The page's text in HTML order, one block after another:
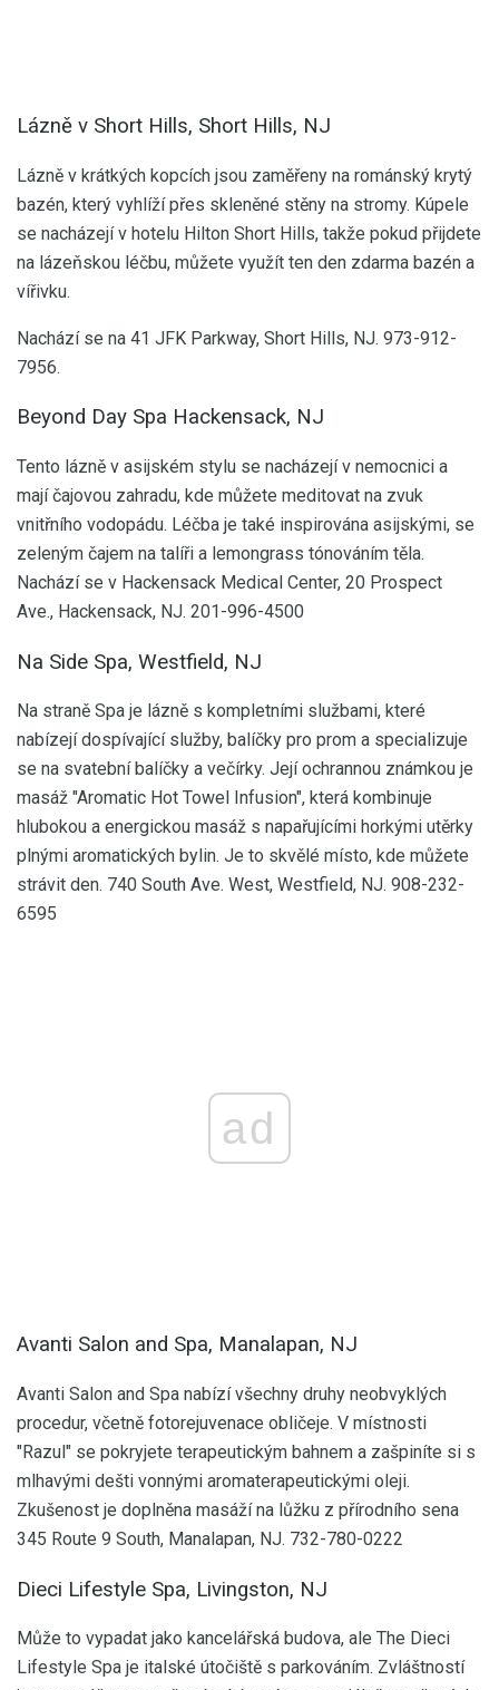
Lázně v Short Hills, Short Hills, NJ
Lázně v krátkých kopcích jsou zaměřeny na románský krytý
bazén, který vyhlíží přes skleněné stěny na stromy. Kúpele
se nacházejí v hotelu Hilton Short Hills, takže pokud přijdete
na lázeňskou léčbu, můžete využít ten den zdarma bazén a
vířivku.
Nachází se na 41 JFK Parkway, Short Hills, NJ. 973-912-
7956.
Beyond Day Spa Hackensack, NJ
Tento lázně v asijském stylu se nacházejí v nemocnici a
mají čajovou zahradu, kde můžete meditovat na zvuk
vnitřního vodopádu. Léčba je také inspirována asijskými, se
zeleným čajem na talíři a lemongrass tónováním těla.
Nachází se v Hackensack Medical Center, 20 Prospect
Ave., Hackensack, NJ. 201-996-4500
Na Side Spa, Westfield, NJ
Na straně Spa je lázně s kompletními službami, které
nabízejí dospívající služby, balíčky pro prom a specializuje
se na svatební balíčky a večírky. Její ochrannou známkou je
masáž "Aromatic Hot Towel Infusion", která kombinuje
hlubokou a energickou masáž s napařujícími horkými utěrky
plnými aromatických bylin. Je to skvělé místo, kde můžete
strávit den. 740 South Ave. West, Westfield, NJ. 908-232-
6595
ad
Avanti Salon and Spa, Manalapan, NJ
Avanti Salon and Spa nabízí všechny druhy neobvyklých
procedur, včetně fotorejuvenace obličeje. V místnosti
"Razul" se pokryjete terapeutickým bahnem a zašpiníte si s
mlhavými dešti vonnými aromaterapeutickými oleji.
Zkušenost je doplněna masáží na lůžku z přírodního sena
345 Route 9 South, Manalapan, NJ. 732-780-0222
Dieci Lifestyle Spa, Livingston, NJ
Může to vypadat jako kancelářská budova, ale The Dieci
Lifestyle Spa je italské útočiště s parkováním. Zvláštností